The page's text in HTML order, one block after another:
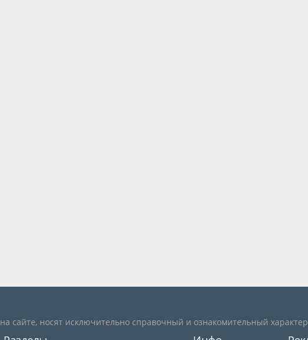
сайте, носят исключительно справочный и ознакомительный